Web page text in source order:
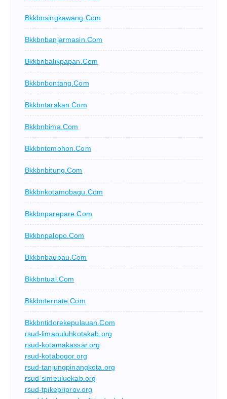
Bkkbnsingkawang.com
Bkkbnbanjarmasin.com
Bkkbnbalikpapan.com
Bkkbnbontang.com
Bkkbntarakan.com
Bkkbnbima.com
Bkkbntomohon.com
Bkkbnbitung.com
Bkkbnkotamobagu.com
Bkkbnparepare.com
Bkkbnpalopo.com
Bkkbnbaubau.com
Bkkbntual.com
Bkkbnternate.com
Bkkbntidorekepulauan.com
rsud-limapuluhkotakab.org
rsud-kotamakassar.org
rsud-kotabogor.org
rsud-tanjungpinangkota.org
rsud-simeuluekab.org
rsud-tpikepriprov.org